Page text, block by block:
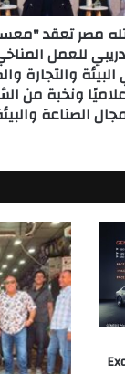
مصر تعقد
للعمل
البيئة والتجارة
إعلاميًا ونخبة من
الصناعة